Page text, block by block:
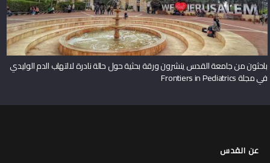
باحثون من جامعة القدس ينشرون ورقة بحثية حول حالة نادرة لالتهاب الدم الوليدي
في مجلة Frontiers in Pediatrics
عن القدس